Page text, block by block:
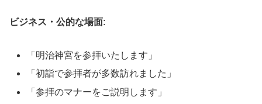
ビジネス・公的な場面:
「明治神宮を参拝いたします」
「初詣で参拝者が多数訪れました」
「参拝のマナーをご説明します」